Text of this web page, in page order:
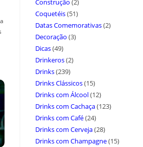
Construção (2)
Coquetéis(51)
Datas Comemorativas(2)
Decoração (3)
Dicas(49)
Drinkeros(2)
Drinks(239)
Drinks Clássicos(15)
Drinks com Álcool(12)
Drinks com Cachaça(123)
Drinks com Café(24)
Drinks com Cerveja(28)
Drinks com Champagne(15)